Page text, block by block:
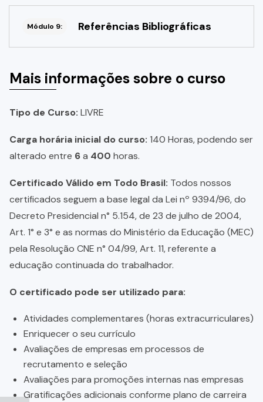
Módulo 9: Referências Bibliográficas
Mais informações sobre o curso
Tipo de Curso: LIVRE
Carga horária inicial do curso: 140 Horas, podendo ser
alterado entre 6a 400 horas.
Certificado Válido em Todo Brasil: Todos nossos
certificados seguem a base legal da Lei nº 9394/96, do
Decreto Presidencial n° 5.154, de 23 de julho de 2004,
Art. 1° e 3° e as normas do Ministério da Educação (MEC)
pela Resolução CNE n° 04/99, Art. 11, referente a
educação continuada do trabalhador.
O certificado pode ser utilizado para:
Atividades complementares (horas extracurriculares)
Enriquecer o seu currículo
Avaliações de empresas em processos de
recrutamento e seleção
Avaliações para promoções internas nas empresas
Gratificações adicionais conforme plano de carreira